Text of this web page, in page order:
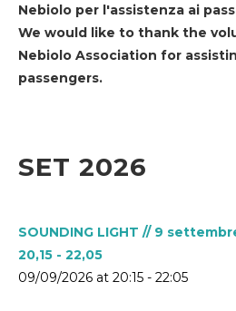
Nebiolo per l'assistenza ai
We would like to thank the
Nebiolo Association for
passengers.
SET 2026
SOUNDING LIGHT // 9
20,15 - 22,05
09/09/2026 at 20:15 - 22:05